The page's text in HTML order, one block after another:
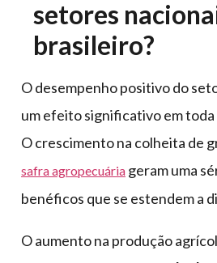
setores
brasileiro?
O desempenho positivo do
um efeito significativo em toda
O crescimento na colheita de
safra agropecuária geram uma
benéficos que se estendem a
O aumento na produção